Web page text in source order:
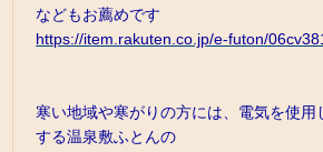
などもお薦めです
https://item.rakuten.co.jp/e-futon/
寒い地域や寒がりの方には、電気を使用
する温泉敷ふとんの